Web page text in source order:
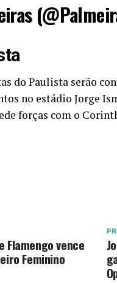
do Paulista serão
no estádio Jorge
forças com o
Flamengo vence
Feminino